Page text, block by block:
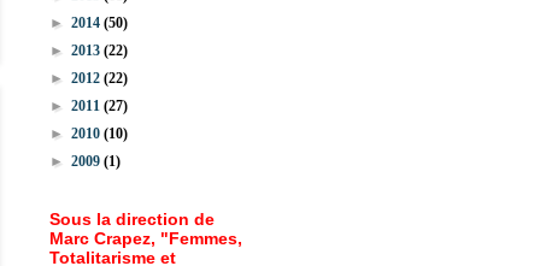
► 2014 (50)
► 2013 (22)
► 2012 (22)
► 2011 (27)
► 2010 (10)
► 2009 (1)
Sous la direction de
Marc Crapez, "Femmes,
Totalitarisme et